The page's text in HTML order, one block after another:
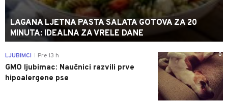
LAGANA LJETNA PASTA SALATA GOTOVA ZA 20
MINUTA: IDEALNA ZA VRELE DANE
0
LJUBIMCI Pre 13 h
GMO ljubimac: Naučnici razvili prve
hipoalergene pse